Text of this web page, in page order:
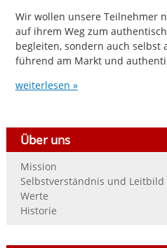
Wir wollen unsere Teilnehmer
auf ihrem Weg zum
begleiten, sondern auch selbst
führend am Markt und
weiterlesen »
Über uns
Mission
Selbstverständnis und Leitbild
Werte
Historie